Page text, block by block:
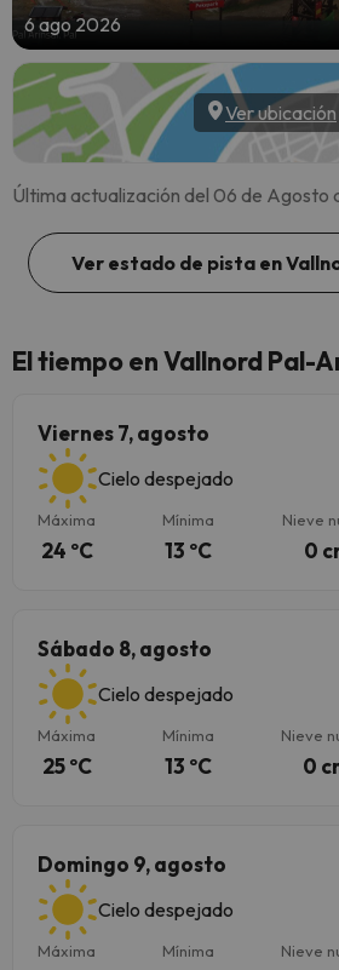
6 ago 2026
Ver ubicación
Última actualización del 06 de Agosto
Ver estado de pista en
El tiempo en Vallnord Pal-
Viernes 7, agosto
Cielo despejado
Máxima
24 ºC
Mínima
13 ºC
Nieve
0
Sábado 8, agosto
Cielo despejado
Máxima
25 ºC
Mínima
13 ºC
Nieve
0
Domingo 9, agosto
Cielo despejado
Máxima Mínima Nieve